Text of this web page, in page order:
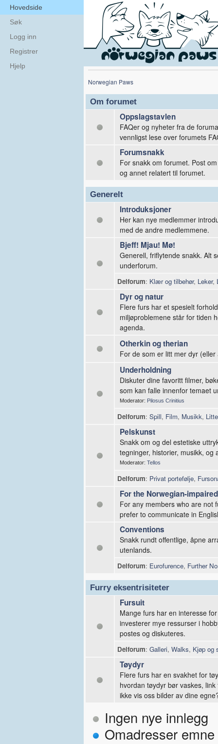
Hovedside
Søk
Logg inn
Registrer
Hjelp
Norwegian Paws
Om forumet
Oppslagstavlen
FAQer og nyheter fra de
vennligst lese over forumets
Forumsnakk
For snakk om forumet. Post
og annet relatert til forumet.
Generelt
Introduksjoner
Her kan nye medlemmer
med de andre medlemmene.
Bjeff! Mjau! Mø!
Generell, friflytende snakk. Alt
underforum.
Delforum: Klær og tilbehør, Leker,
Dyr og natur
Flere furs har et spesielt
miljøproblemene står for tiden
agenda.
Otherkin og therian
For de som er litt mer dyr
Underholdning
Diskuter dine favoritt filmer,
som kan falle innenfor temaet
Moderator: Pilosus Crinitius
Delforum: Spill, Film, Musikk,
Pelskunst
Snakk om og del estetiske
tegninger, historier, musikk, og
Moderator: Tellos
Delforum: Privat portefølje,
For the Norwegian-impaired
For any members who are not
prefer to communicate in
Conventions
Snakk rundt offentlige, åpne
utenlands.
Delforum: Eurofurence, Further
Furry eksentrisiteter
Fursuit
Mange furs har en interesse
investerer mye ressurser i
postes og diskuteres.
Delforum: Galleri, Walks, Kjøp og
Tøydyr
Flere furs har en svakhet for
hvordan tøydyr bør vaskes,
ikke vis oss bilder av dine
Ingen nye innlegg
Omadresser emne